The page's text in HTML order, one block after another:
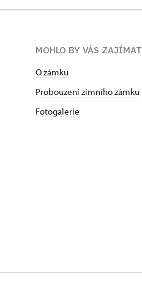
MOHLO BY VÁS ZAJÍMAT
O zámku
Probouzení zimního zámku
Fotogalerie